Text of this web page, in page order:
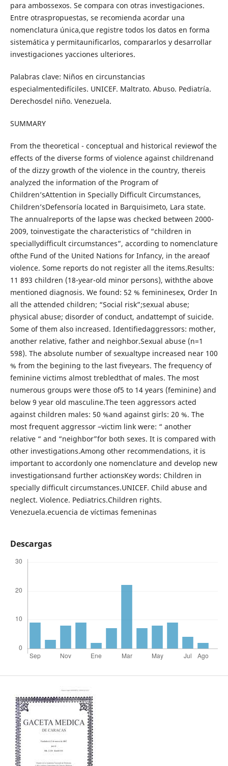
para ambossexos. Se compara con otras investigaciones.
Entre otraspropuestas, se recomienda acordar una
nomenclatura única,que registre todos los datos en forma
sistemática y permitaunificarlos, compararlos y desarrollar
investigaciones yacciones ulteriores.
Palabras clave: Niños en circunstancias
especialmentedifíciles. UNICEF. Maltrato. Abuso. Pediatría.
Derechosdel niño. Venezuela.
SUMMARY
From the theoretical - conceptual and historical reviewof the
effects of the diverse forms of violence against childrenand
of the dizzy growth of the violence in the country, thereis
analyzed the information of the Program of
Children’sAttention in Specially Difficult Circumstances,
Children’sDefensoría located in Barquisimeto, Lara state.
The annualreports of the lapse was checked between 2000-
2009, toinvestigate the characteristics of “children in
speciallydifficult circumstances”, according to nomenclature
ofthe Fund of the United Nations for Infancy, in the areaof
violence. Some reports do not register all the items.Results:
11 893 children (18-year-old minor persons), withthe above
mentioned diagnosis. We found: 52 % femininesex, Order In
all the attended children; “Social risk”;sexual abuse;
physical abuse; disorder of conduct, andattempt of suicide.
Some of them also increased. Identifiedaggressors: mother,
another relative, father and neighbor.Sexual abuse (n=1
598). The absolute number of sexualtype increased near 100
% from the begining to the last fiveyears. The frequency of
feminine victims almost trebledthat of males. The most
numerous groups were those of5 to 14 years (feminine) and
below 9 year old masculine.The teen aggressors acted
against children males: 50 %and against girls: 20 %. The
most frequent aggressor –victim link were: “ another
relative “ and “neighbor”for both sexes. It is compared with
other investigations.Among other recommendations, it is
important to accordonly one nomenclature and develop new
investigationsand further actionsKey words: Children in
specially difficult circumstances.UNICEF. Child abuse and
neglect. Violence. Pediatrics.Children rights.
Venezuela.ecuencia de víctimas femeninas
Descargas